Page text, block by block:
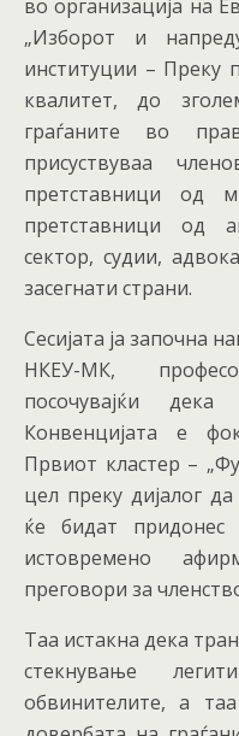
во организација на
„Изборот и
институции – Преку
квалитет, до
граѓаните во
присуствуваа
претставници од
претставници од
сектор, судии,
засегнати страни.
Сесијата ја започна
НКЕУ-МК,
посочувајќи
Конвенцијата е
Првиот кластер –
цел преку дијалог
ќе бидат придонес
истовремено
преговори за
Таа истакна дека
стекнување
обвинителите, а